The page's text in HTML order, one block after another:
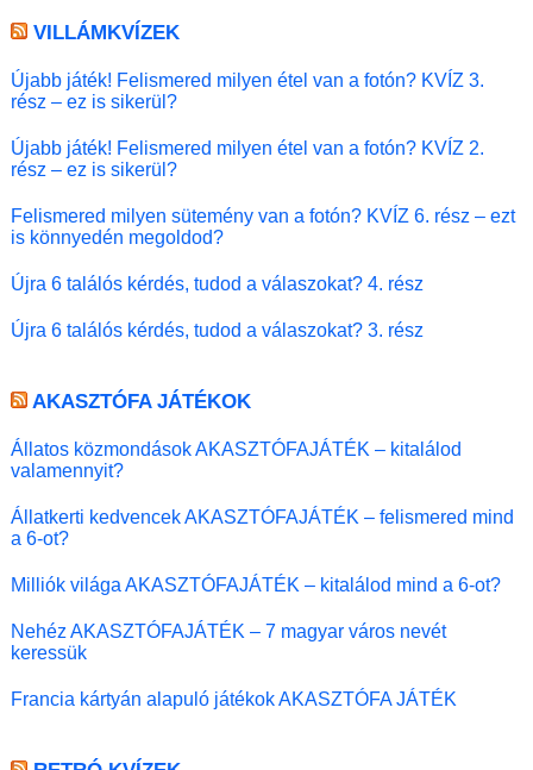
VILLÁMKVÍZEK
Újabb játék! Felismered milyen étel van a fotón? KVÍZ 3.
rész – ez is sikerül?
Újabb játék! Felismered milyen étel van a fotón? KVÍZ 2.
rész – ez is sikerül?
Felismered milyen sütemény van a fotón? KVÍZ 6. rész – ezt
is könnyedén megoldod?
Újra 6 találós kérdés, tudod a válaszokat? 4. rész
Újra 6 találós kérdés, tudod a válaszokat? 3. rész
AKASZTÓFA JÁTÉKOK
Állatos közmondások AKASZTÓFAJÁTÉK – kitalálod
valamennyit?
Állatkerti kedvencek AKASZTÓFAJÁTÉK – felismered mind
a 6-ot?
Milliók világa AKASZTÓFAJÁTÉK – kitalálod mind a 6-ot?
Nehéz AKASZTÓFAJÁTÉK – 7 magyar város nevét
keressük
Francia kártyán alapuló játékok AKASZTÓFA JÁTÉK